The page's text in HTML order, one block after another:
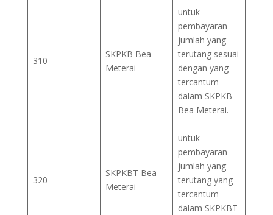
310
SKPKB Bea
Meterai
untuk
pembayaran
jumlah yang
terutang sesuai
dengan yang
tercantum
dalam SKPKB
Bea Meterai.
320
SKPKBT Bea
Meterai
untuk
pembayaran
jumlah yang
terutang yang
tercantum
dalam SKPKBT